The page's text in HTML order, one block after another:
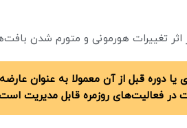
اثر تغییرات هورمونی و متورم شدن
یا دوره قبل از آن معمولا به عنوان
در فعالیت‌های روزمره قابل مدیریت